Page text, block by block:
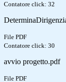
Contatore click: 32
File PDF
Contatore click: 30
avvio progetto.pdf
File PDF